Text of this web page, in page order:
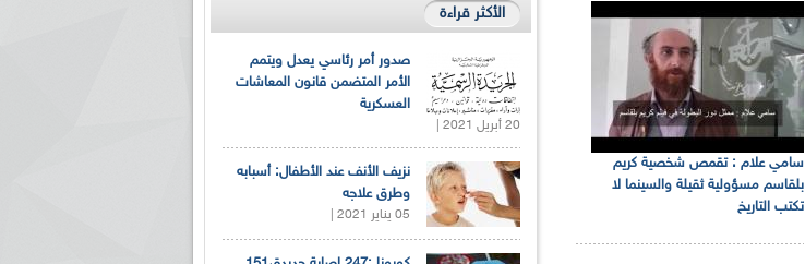
سامي علام : تقمص شخصية كريم
بلقاسم مسؤولية ثقيلة والسينما لا
تكتب التاريخ
الأكثر قراءة
صدور أمر رئاسي يعدل ويتمم
الأمر المتضمن قانون المعاشات
العسكرية
20 أبريل 2021 |
نزيف الأنف عند الأطفال: أسبابه
وطرق علاجه
05 يناير 2021 |